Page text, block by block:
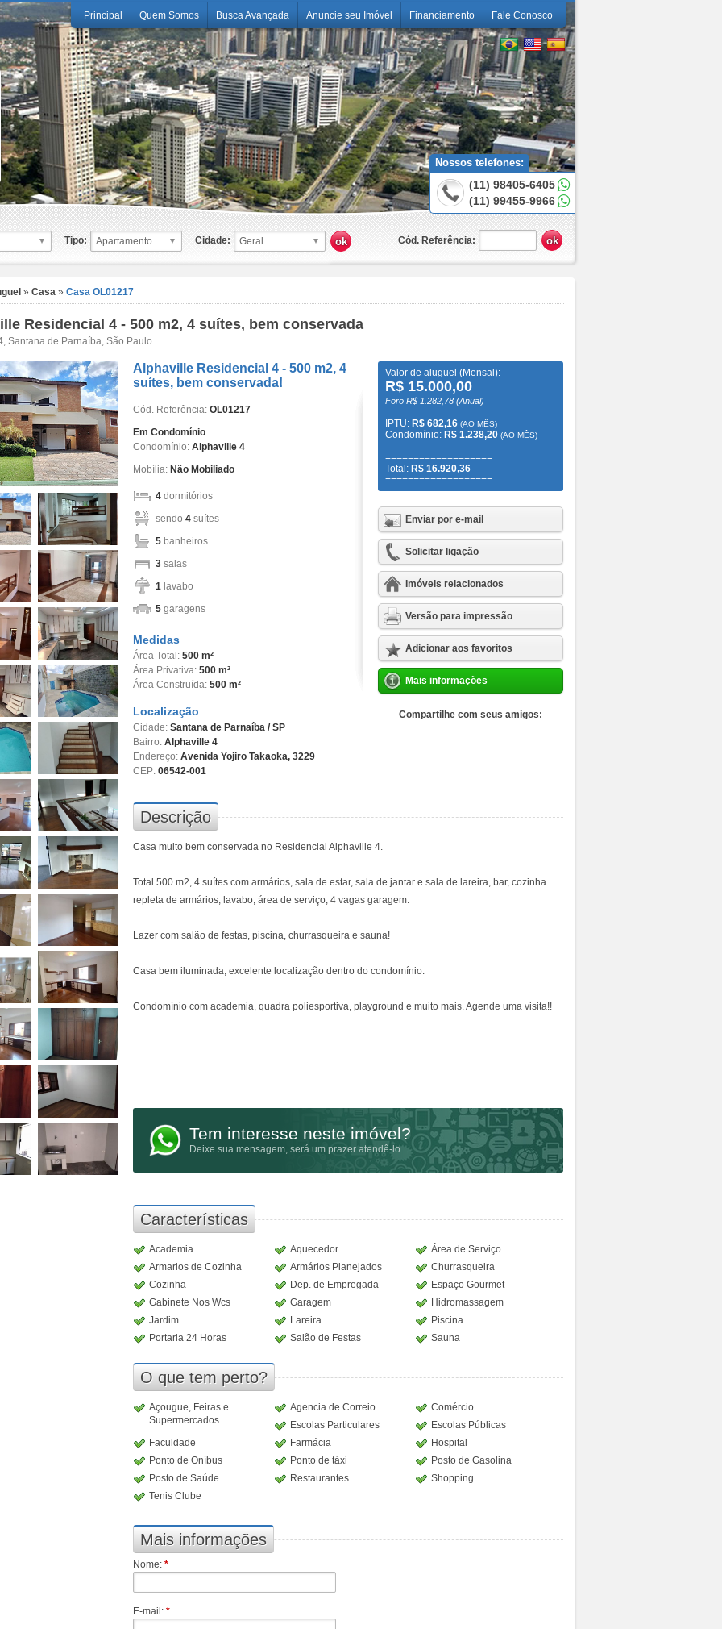
Nossos telefones:
(11) 98405-6405
(11) 99455-9966
Principal Quem Somos Busca Avançada Anuncie seu Imóvel Financiamento Fale Conosco
Tipo: Cidade: Cód. Referência:
» Casa » Casa OL01217
Residencial 4 - 500 m2, 4 suítes, bem conservada
Santana de Parnaíba, São Paulo
Alphaville Residencial 4 - 500 m2, 4
suítes, bem conservada!
Cód. Referência: OL01217
Em Condomínio
Condomínio: Alphaville 4
Mobília: Não Mobiliado
4 dormitórios
sendo 4 suítes
5 banheiros
3 salas
1 lavabo
5 garagens
Medidas
Área Total: 500 m²
Área Privativa: 500 m²
Área Construída: 500 m²
Localização
Cidade: Santana de Parnaíba / SP
Bairro: Alphaville 4
Endereço: Avenida Yojiro Takaoka, 3229
CEP: 06542-001
Valor de aluguel (Mensal):
R$ 15.000,00
Foro R$ 1.282,78 (Anual)
IPTU: R$ 682,16 (AO MÊS)
Condomínio: R$ 1.238,20 (AO MÊS)
===================
Total: R$ 16.920,36
===================
Enviar por e-mail
Solicitar ligação
Imóveis relacionados
Versão para impressão
Adicionar aos favoritos
Mais informações
Compartilhe com seus amigos:
Descrição
Casa muito bem conservada no Residencial Alphaville 4.
Total 500 m2, 4 suítes com armários, sala de estar, sala de jantar e sala de lareira, bar, cozinha
repleta de armários, lavabo, área de serviço, 4 vagas garagem.
Lazer com salão de festas, piscina, churrasqueira e sauna!
Casa bem iluminada, excelente localização dentro do condomínio.
Condomínio com academia, quadra poliesportiva, playground e muito mais. Agende uma visita!!
Tem interesse neste imóvel?
Deixe sua mensagem, será um prazer atendê-lo.
Características
Academia Aquecedor
Área de Serviço
Armarios de Cozinha
Armários Planejados
Churrasqueira
Cozinha
Dep. de Empregada
Espaço Gourmet
Gabinete Nos Wcs
Garagem
Hidromassagem
Jardim
Lareira
Piscina
Portaria 24 Horas
Salão de Festas Sauna
O que tem perto?
Açougue, Feiras e
Supermercados
Agencia de Correio
Comércio
Escolas Particulares
Escolas Públicas
Faculdade
Farmácia
Hospital
Ponto de Oníbus
Ponto de táxi
Posto de Gasolina
Posto de Saúde
Restaurantes
Shopping
Tenis Clube
Mais informações
Nome: *
E-mail: *